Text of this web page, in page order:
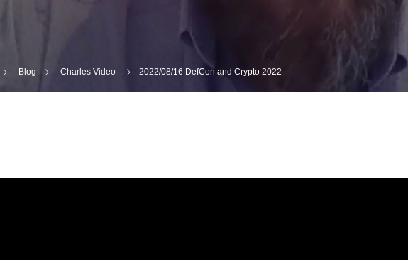
Blog Charles Video 2022/08/16 DefCon and Crypto 2022